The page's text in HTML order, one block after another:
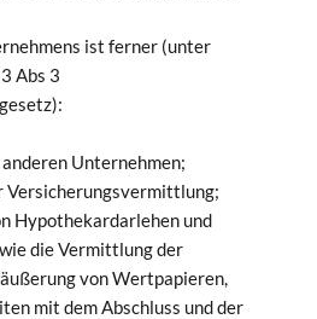
ist ferner (unter
Abs 3
Unternehmen;
Versicherungsvermittlung;
Hypothekardarlehen und
die Vermittlung der
von Wertpapieren,
mit dem Abschluss und der